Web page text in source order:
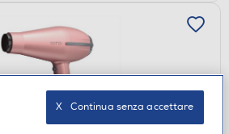
X   Continua senza accettare